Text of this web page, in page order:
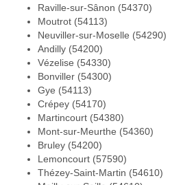
Raville-sur-Sânon (54370)
Moutrot (54113)
Neuviller-sur-Moselle (54290)
Andilly (54200)
Vézelise (54330)
Bonviller (54300)
Gye (54113)
Crépey (54170)
Martincourt (54380)
Mont-sur-Meurthe (54360)
Bruley (54200)
Lemoncourt (57590)
Thézey-Saint-Martin (54610)